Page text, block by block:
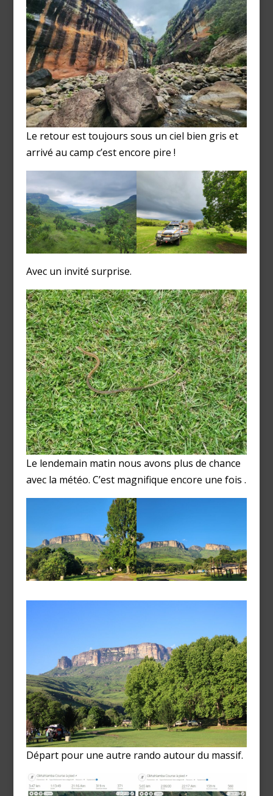
Le retour est toujours sous un ciel bien gris et
arrivé au camp c’est encore pire !
Avec un invité surprise.
Le lendemain matin nous avons plus de chance
avec la météo. C’est magnifique encore une fois .
Départ pour une autre rando autour du massif.